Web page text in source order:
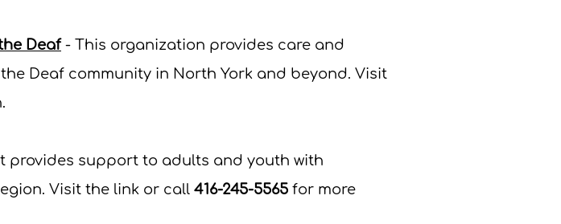
Deaf - This organization provides care and
Deaf community in North York and beyond. Visit
.
provides support to adults and youth with
Visit the link or call 416-245-5565 for more